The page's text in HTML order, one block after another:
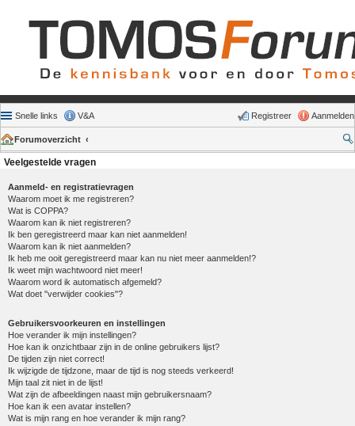
Snelle links V&A Aanmelden
Registreer
Forumoverzicht
Veelgestelde vragen
Aanmeld- en registratievragen
Waarom moet ik me registreren?
Wat is COPPA?
Waarom kan ik niet registreren?
Ik ben geregistreerd maar kan niet aanmelden!
Waarom kan ik niet aanmelden?
Ik heb me ooit geregistreerd maar kan nu niet meer aanmelden!?
Ik weet mijn wachtwoord niet meer!
Waarom word ik automatisch afgemeld?
Wat doet "verwijder cookies"?
Gebruikersvoorkeuren en instellingen
Hoe verander ik mijn instellingen?
Hoe kan ik onzichtbaar zijn in de online gebruikers lijst?
De tijden zijn niet correct!
Ik wijzigde de tijdzone, maar de tijd is nog steeds verkeerd!
Mijn taal zit niet in de lijst!
Wat zijn de afbeeldingen naast mijn gebruikersnaam?
Hoe kan ik een avatar instellen?
Wat is mijn rang en hoe verander ik mijn rang?